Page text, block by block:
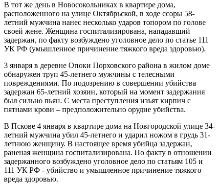
В тот же день в Новосокольниках в квартире дома,
расположенного на улице Октябрьской, в ходе ссоры 58-
летний мужчина нанес несколько ударов топором по голове
своей жене. Женщина госпитализирована, нападавший
задержан, по факту возбуждено уголовное дело по статье 111
УК РФ (умышленное причинение тяжкого вреда здоровью).
3 января в деревне Опоки Порховского района в жилом доме
обнаружен труп 45-летнего мужчины с телесными
повреждениями. По подозрению в совершении убийства
задержан 65-летний хозяин, который на момент задержания
был сильно пьян. С места преступления изъят кирпич с
пятнами крови – предположительно орудие убийства.
В Пскове 4 января в квартире дома на Новгородской улице 34-
летний мужчина убил 45-летнего и ударил ножом в грудь 31-
летнюю женщину. В настоящее время убийца задержан,
раненая женщина госпитализирована. По факту в отношении
задержанного возбуждено уголовное дело по статьям 105 и
111 УК РФ - убийство и умышленное причинение тяжкого
вреда здоровью.